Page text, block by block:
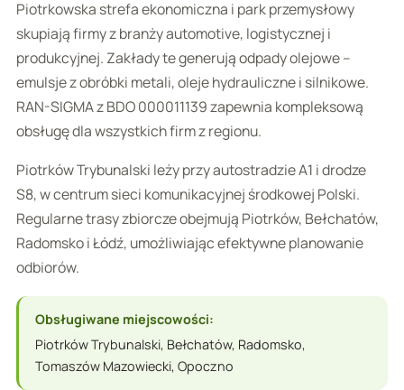
Piotrkowska strefa ekonomiczna i park przemysłowy
skupiają firmy z branży automotive, logistycznej i
produkcyjnej. Zakłady te generują odpady olejowe –
emulsje z obróbki metali, oleje hydrauliczne i silnikowe.
RAN-SIGMA z BDO 000011139 zapewnia kompleksową
obsługę dla wszystkich firm z regionu.
Piotrków Trybunalski leży przy autostradzie A1 i drodze
S8, w centrum sieci komunikacyjnej środkowej Polski.
Regularne trasy zbiorcze obejmują Piotrków, Bełchatów,
Radomsko i Łódź, umożliwiając efektywne planowanie
odbiorów.
Obsługiwane miejscowości:
Piotrków Trybunalski, Bełchatów, Radomsko,
Tomaszów Mazowiecki, Opoczno